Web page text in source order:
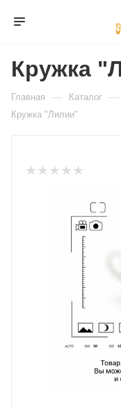
Кружка
Главная — Каталог —
Кружка "Лилии"